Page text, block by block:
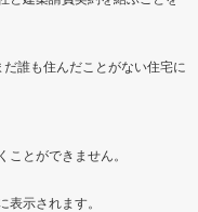
誰も住んだことがない住宅に
とができません。
示されます。